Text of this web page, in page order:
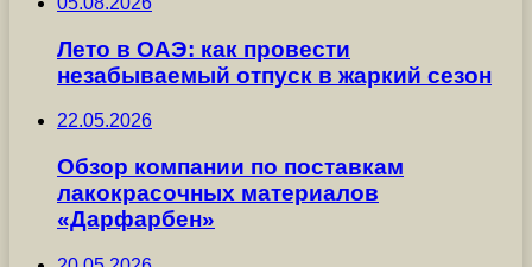
Лето в ОАЭ: как провести
незабываемый отпуск в жаркий сезон
22.05.2026
Обзор компании по поставкам
лакокрасочных материалов
«Дарфарбен»